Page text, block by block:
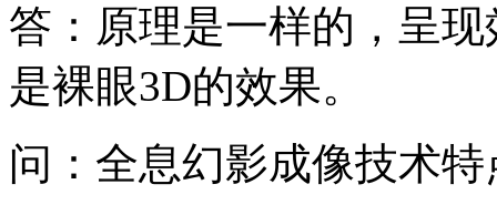
答：原理是一样的，呈
是裸眼3D的效果。
问：全息幻影成像技术